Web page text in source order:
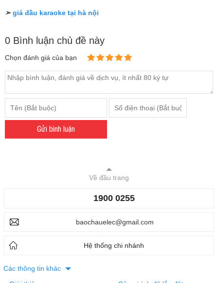
➣giá đầu karaoke tại hà nội
0 Bình luận chủ đề này
Chọn đánh giá của bạn
Gửi bình luận
Về đầu trang
1900 0255
baochauelec@gmail.com
Hệ thống chi nhánh
Các thông tin khác